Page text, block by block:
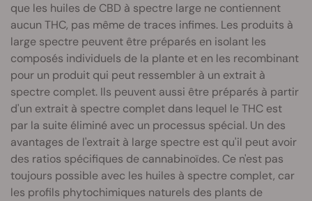
que les huiles de CBD à spectre large ne contiennent
aucun THC, pas même de traces infimes. Les produits à
large spectre peuvent être préparés en isolant les
composés individuels de la plante et en les recombinant
pour un produit qui peut ressembler à un extrait à
spectre complet. Ils peuvent aussi être préparés à partir
d'un extrait à spectre complet dans lequel le THC est
par la suite éliminé avec un processus spécial. Un des
avantages de l'extrait à large spectre est qu'il peut avoir
des ratios spécifiques de cannabinoïdes. Ce n'est pas
toujours possible avec les huiles à spectre complet, car
les profils phytochimiques naturels des plants de